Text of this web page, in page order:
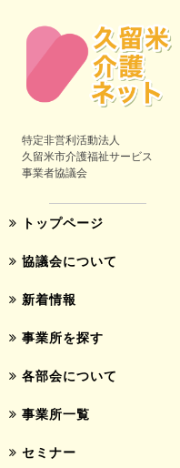
特定非営利活動法人
久留米市介護福祉サービス
事業者協議会
トップページ
協議会について
新着情報
事業所を探す
各部会について
事業所一覧
セミナー